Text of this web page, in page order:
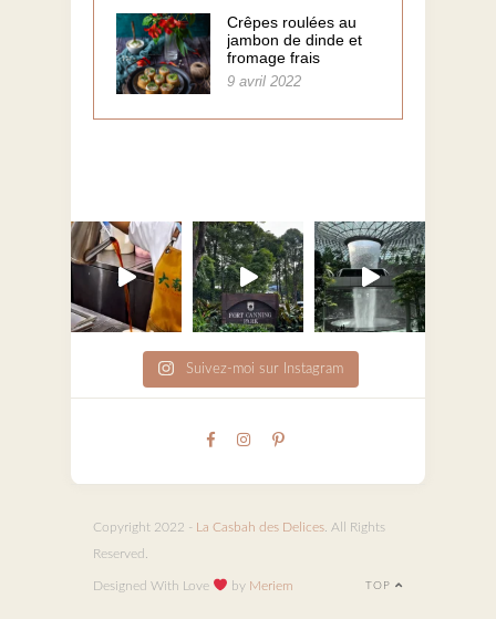
Crêpes roulées au
jambon de dinde et
fromage frais
9 avril 2022
Suivez-moi sur Instagram
Copyright 2022 - La Casbah des Delices . All Rights
Reserved.
TOP
Designed With Love by Meriem